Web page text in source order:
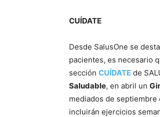
CUÍDATE
Desde SalusOne se
pacientes, es necesario
sección CUÍDATE de
Saludable, en abril un
mediados de
incluirán ejercicios